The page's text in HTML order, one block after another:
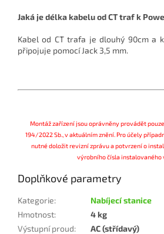
Jaká je délka kabelu od CT traf k
Kabel od CT trafa je dlouhý 90cm a
připojuje pomocí Jack 3,5 mm.
Montáž zařízení jsou oprávněny provádět
194/2022 Sb., v aktuálním znění. Pro účely
nutné doložit revizní zprávu a potvrzení o
výrobního čísla instalovaného
Doplňkové parametry
Kategorie:
Nabíjecí stanice
Hmotnost:
4 kg
Výstupní proud:
AC (střídavý)